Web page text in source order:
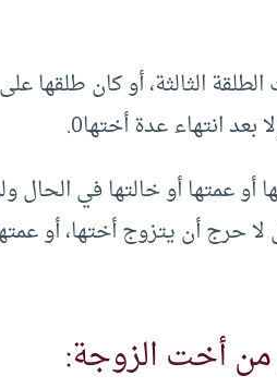
الطلقة الثالثة، أو كان طلقها
انتهاء عدة أختها0.
عمتها أو خالتها في الحال
حرج أن يتزوج أختها، أو
من أخت الزوجة: